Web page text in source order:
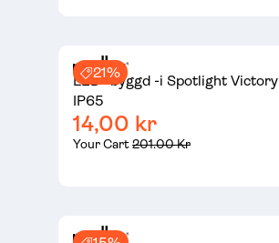
21%
LED -byggd -i Spotlight Victory
IP65
14,00 kr
Your Cart201.00 Kr